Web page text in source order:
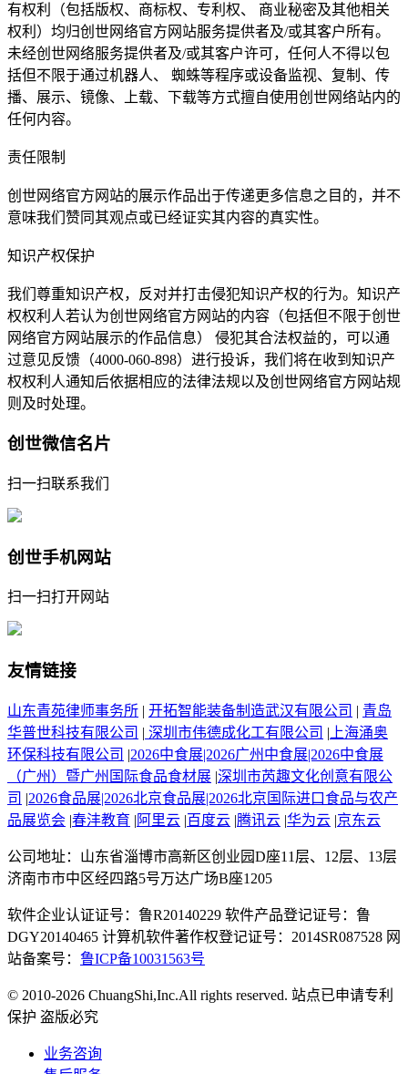
有权利（包括版权、商标权、专利权、 商业秘密及其他相关
权利）均归创世网络官方网站服务提供者及/或其客户所有。
未经创世网络服务提供者及/或其客户许可，任何人不得以包
括但不限于通过机器人、 蜘蛛等程序或设备监视、复制、传
播、展示、镜像、上载、下载等方式擅自使用创世网络站内的
任何内容。
责任限制
创世网络官方网站的展示作品出于传递更多信息之目的，并不
意味我们赞同其观点或已经证实其内容的真实性。
知识产权保护
我们尊重知识产权，反对并打击侵犯知识产权的行为。知识产
权权利人若认为创世网络官方网站的内容（包括但不限于创世
网络官方网站展示的作品信息） 侵犯其合法权益的，可以通
过意见反馈（4000-060-898）进行投诉，我们将在收到知识产
权权利人通知后依据相应的法律法规以及创世网络官方网站规
则及时处理。
创世微信名片
扫一扫联系我们
创世手机网站
扫一扫打开网站
友情链接
山东青苑律师事务所 | 开拓智能装备制造武汉有限公司 | 青岛
华普世科技有限公司 | 深圳市伟德成化工有限公司 | 上海涌奥
环保科技有限公司 |2026中食展|2026广州中食展|2026中食展
（广州）暨广州国际食品食材展 |深圳市芮趣文化创意有限公
司 |2026食品展|2026北京食品展|2026北京国际进口食品与农产
品展览会 |春沣教育 | 阿里云 |百度云 |腾讯云 |华为云 |京东云
公司地址：山东省淄博市高新区创业园D座11层、12层、13层
济南市市中区经四路5号万达广场B座1205
软件企业认证证号：鲁R20140229 软件产品登记证号：鲁
DGY20140465 计算机软件著作权登记证号：2014SR087528 网
站备案号： 鲁ICP备10031563号
© 2010-2026 ChuangShi,Inc.All rights reserved. 站点已申请专利
保护 盗版必究
业务咨询